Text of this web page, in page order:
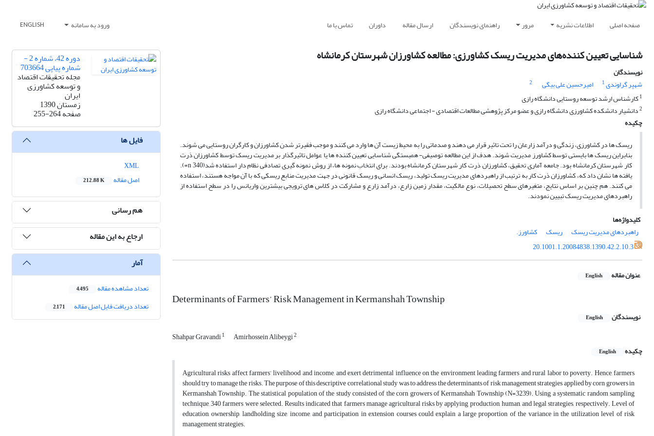
صفحه اصلی اطلاعات نشریه مرور راهنمای نویسندگان ارسال مقاله داوران تماس با ما ورود به سامانه ENGLISH
شناسایی تعیین کننده‌های مدیریت ریسک کشاورزی: مطالعه کشاورزان شهرستان کرمانشاه
نویسندگان
شهپر گراوندی1 امیرحسین علی بیگی
2
1کارشناس ارشد توسعه روستایی دانشگاه رازی
2دانشیار دانشکده کشاورزی دانشگاه رازی و عضو مرکز پژوهشی مطالعات اقتصادی - اجتماعی دانشگاه رازی
چکیده
ریسک ها در کشاورزی، زندگی و درآمد زارعان را تحت تاثیر قرار می دهند و صدماتی را به محیط زیست آن ها وارد می کنند و موجب فقیرتر شدن کشاورزان و کارگران روستایی می شوند.
بنابراین ریسک ها بایستی توسط کشاورز مدیریت شوند. هدف از این مطالعه توصیفی- همبستگی شناسایی تعیین کننده ها یا عوامل تاثیرگذار بر مدیریت ریسک توسط کشاورزان ذرت
کار شهرستان کرمانشاه بود. جامعه آماری تحقیق، کشاورزان ذرت کار شهرستان کرمانشاه بودند. برای انتخاب نمونه ها، از روش نمونه گیری تصادفی نظام دار استفاده شد(340 n=).
یافته ها نشان داد که، کشاورزان ذرت کار به ترتیب از راهبردهای مدیریت ریسک تولید، ریسک انسانی و ریسک قانونی در جهت مدیریت منابع ریسکی که با آن مواجه هستند، استفاده
می کنند. هم چنین بر اساس نتایج، متغیرهای سطح تحصیلات، نوع مالکیت، مقدار زمین زارع، درآمد زارع و مشارکت در کلاس های ترویجی بیشترین واریانس را در سطح استفاده از
راهبردهای مدیریت ریسک تبیین نمودند.
کلیدواژه‌ها
راهبردهای مدیریت ریسک
ریسک
کشاورز.
20.1001.1.20084838.1390.42.2.10.3
عنوان مقاله English
Determinants of Farmers’ Risk Management in Kermanshah Township
نویسندگان English
Shahpar Gravandi1 Amirhossein Alibeygi2
چکیده English
Agricultural risks affect farmers’ livelihood and income, and exert detrimental influence on the environment leading farmers and rural labor to poverty. Hence, farmers
should try to manage the risks. The purpose of this descriptive correlational study was to address the determinants of risk management strategies applied by corn growers in
Kermanshah Township. The statistical population of the study consisted of the corn growers of Kermanshah Township (N=3239). Using a systematic random sampling
technique, 340 farmers were selected. Results indicated that farmers manage agricultural risks by applying production, human, and legal strategies, respectively. Level of
education, ownership, landholding size, income, and participation in extension courses could explain a large proportion of the variance in the utilization level of risk
management strategies.
دوره 42، شماره 2 -
شماره پیاپی 703664
مجله تحقیقات اقتصاد
و توسعه کشاورزی
ایران
زمستان 1390
صفحه255-264
فایل ها
اصل مقاله
212.88 K
هم رسانی
ارجاع به این مقاله
آمار
تعداد مشاهده مقاله 4,495
تعداد دریافت فایل اصل مقاله 2,171